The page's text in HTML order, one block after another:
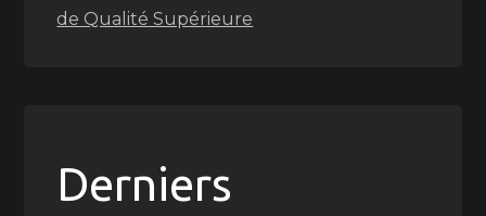
de Qualité Supérieure
Derniers